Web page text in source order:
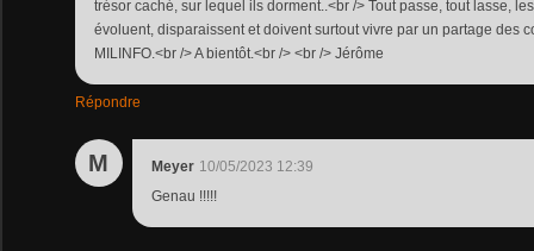
trésor caché, sur lequel ils dorment..<br /> Tout passe, tout lasse,
évoluent, disparaissent et doivent surtout vivre par un partage des
MILINFO.<br /> A bientôt.<br /> <br /> Jérôme
Répondre
M Meyer 10/05/2023 12:39
Genau !!!!!